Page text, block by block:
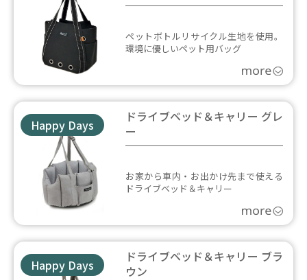
ペットボトルリサイクル生地を使用。
環境に優しいペット用バッグ
Happy Days
ドライブベッド＆キャリー グレ
ー
お家から車内・お出かけ先まで使える
ドライブベッド＆キャリー
Happy Days
ドライブベッド＆キャリー ブラ
ウン